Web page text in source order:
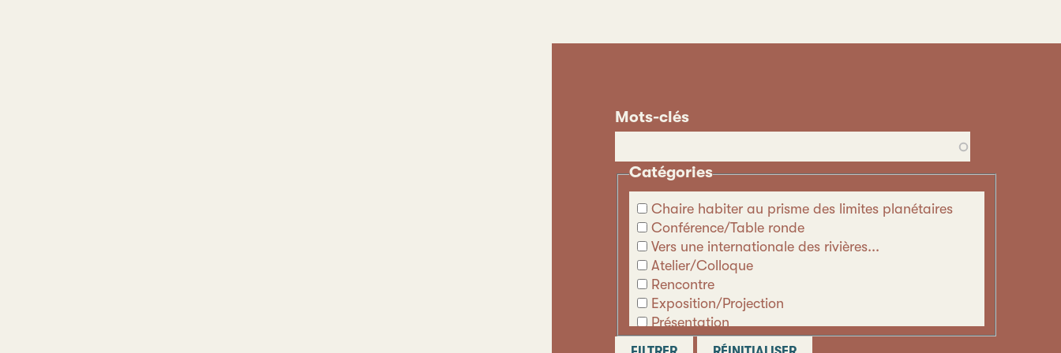
Mots-clés
Catégories
Chaire habiter au prisme des limites planétaires
Conférence/Table ronde
Vers une internationale des rivières...
Atelier/Colloque
Rencontre
Exposition/Projection
Présentation
Autre